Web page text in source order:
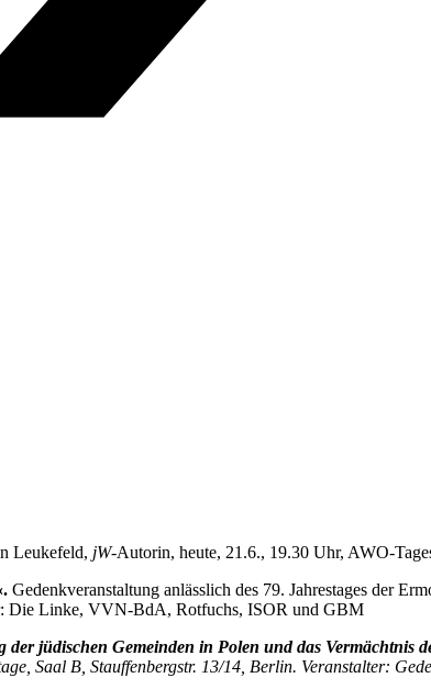
Leukefeld, jW-Autorin, heute, 21.6., 19.30 Uhr, AWO-
Gedenkveranstaltung anlässlich des 79. Jahrestages der
Die Linke, VVN-BdA, Rotfuchs, ISOR und GBM
jüdischen Gemeinden in Polen und das Vermächtnis
Saal B, Stauffenbergstr. 13/14, Berlin. Veranstalter: